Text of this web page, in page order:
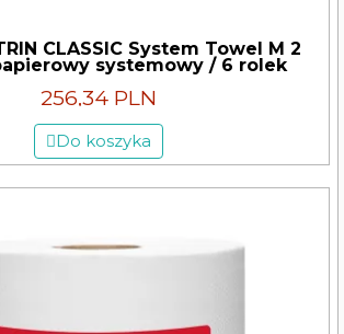
CLASSIC System Towel M 2
systemowy / 6 rolek
256,34 PLN
Do koszyka